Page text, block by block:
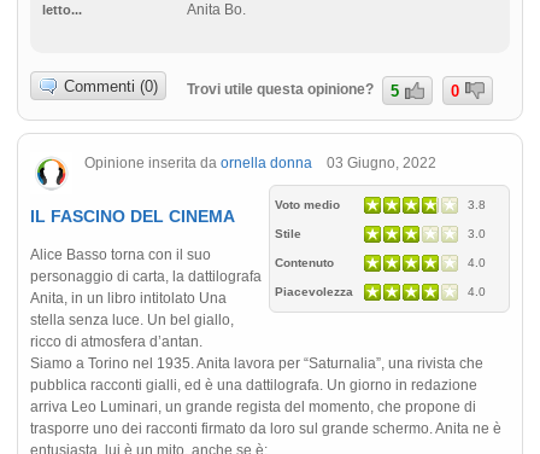
letto...
Anita Bo.
Commenti (0) Trovi utile questa opinione? 5 0
Opinione inserita da ornella donna 03 Giugno, 2022
Voto medio 3.8
Stile 3.0
Contenuto 4.0
Piacevolezza 4.0
IL FASCINO DEL CINEMA
Alice Basso torna con il suo
personaggio di carta, la dattilografa
Anita, in un libro intitolato Una
stella senza luce. Un bel giallo,
ricco di atmosfera d’antan.
Siamo a Torino nel 1935. Anita lavora per “Saturnalia”, una rivista che
pubblica racconti gialli, ed è una dattilografa. Un giorno in redazione
arriva Leo Luminari, un grande regista del momento, che propone di
trasporre uno dei racconti firmato da loro sul grande schermo. Anita ne è
entusiasta, lui è un mito, anche se è: